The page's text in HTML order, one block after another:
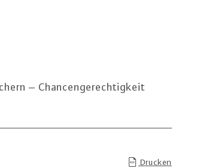
– Chancengerechtigkeit
Drucken